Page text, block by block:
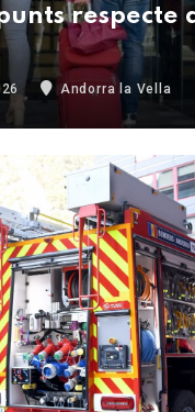
respecte
Andorra la Vella